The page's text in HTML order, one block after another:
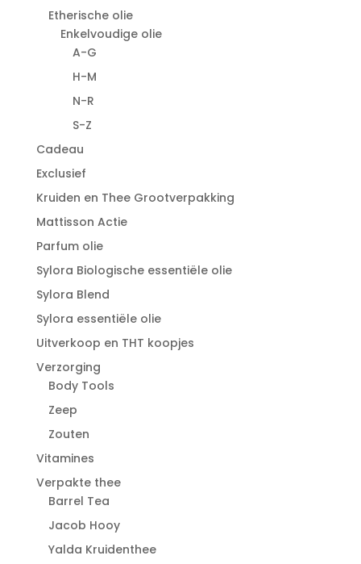
Etherische olie
Enkelvoudige olie
A-G
H-M
N-R
S-Z
Cadeau
Exclusief
Kruiden en Thee Grootverpakking
Mattisson Actie
Parfum olie
Sylora Biologische essentiële olie
Sylora Blend
Sylora essentiële olie
Uitverkoop en THT koopjes
Verzorging
Body Tools
Zeep
Zouten
Vitamines
Verpakte thee
Barrel Tea
Jacob Hooy
Yalda Kruidenthee